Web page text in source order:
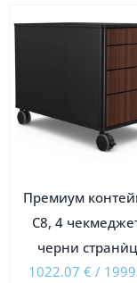
Ограничена
Премиум
C8, 4
черни
1022.07 € /